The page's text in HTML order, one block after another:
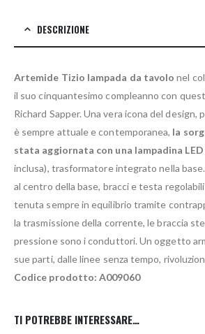
DESCRIZIONE
Artemide Tizio lampada da tavolo nel
il suo cinquantesimo compleanno con
Richard Sapper. Una vera icona del design,
è sempre attuale e contemporanea, la
stata aggiornata con una lampadina LED
inclusa), trasformatore integrato nella
al centro della base, bracci e testa
tenuta sempre in equilibrio tramite
la trasmissione della corrente, le braccia
pressione sono i conduttori. Un oggetto
sue parti, dalle linee senza tempo,
Codice prodotto: A009060
TI POTREBBE INTERESSARE…